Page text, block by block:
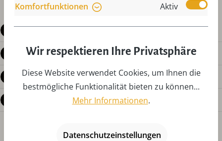
Beschreibung
Produktdetails
Bewertungen
Fragen zum Produkt
Komfortfunktionen
Aktiv
Wir respektieren Ihre Privatsphäre
Diese Website verwendet Cookies, um Ihnen die
bestmögliche Funktionalität bieten zu können...
Mehr Informationen.
Datenschutzeinstellungen